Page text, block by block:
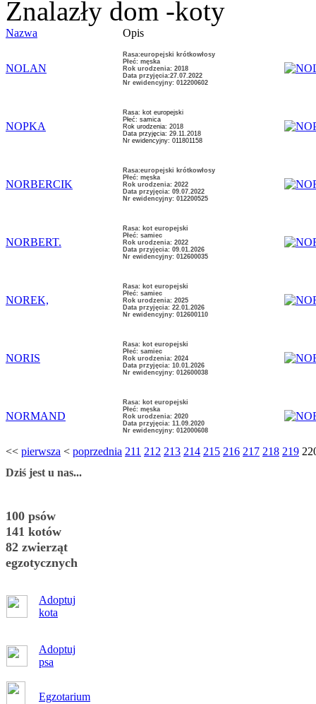
Znalazły dom -koty
Nazwa Opis
NOLAN
Rasa:europejski krótkowłosy
Płeć: męska
Rok urodzenia: 2018
Data przyjęcia:27.07.2022
Nr ewidencyjny: 012200602
NOPKA
Rasa: kot europejski
Płeć: samica
Rok urodzenia: 2018
Data przyjęcia: 29.11.2018
Nr ewidencyjny: 011801158
NORBERCIK
Rasa:europejski krótkowłosy
Płeć: męska
Rok urodzenia: 2022
Data przyjęcia: 09.07.2022
Nr ewidencyjny: 012200525
NORBERT.
Rasa: kot europejski
Płeć: samiec
Rok urodzenia: 2022
Data przyjęcia: 09.01.2026
Nr ewidencyjny: 012600035
NOREK,
Rasa: kot europejski
Płeć: samiec
Rok urodzenia: 2025
Data przyjęcia: 22.01.2026
Nr ewidencyjny: 012600110
NORIS
Rasa: kot europejski
Płeć: samiec
Rok urodzenia: 2024
Data przyjęcia: 10.01.2026
Nr ewidencyjny: 012600038
NORMAND
Rasa: kot europejski
Płeć: męska
Rok urodzenia: 2020
Data przyjęcia: 11.09.2020
Nr ewidencyjny: 012000608
<< pierwsza < poprzednia 211 212 213 214 215 216 217 218 219
Dziś jest u nas...
100 psów
141 kotów
82 zwierząt
egzotycznych
Adoptuj
kota
Adoptuj
psa
Egzotarium